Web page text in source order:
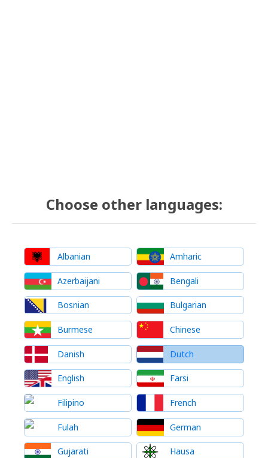
Choose other languages:
Albanian Amharic
Azerbaijani Bengali
Bosnian Bulgarian
Burmese Chinese
Danish Dutch
English Farsi
Filipino French
Fulah German
Gujarati Hausa